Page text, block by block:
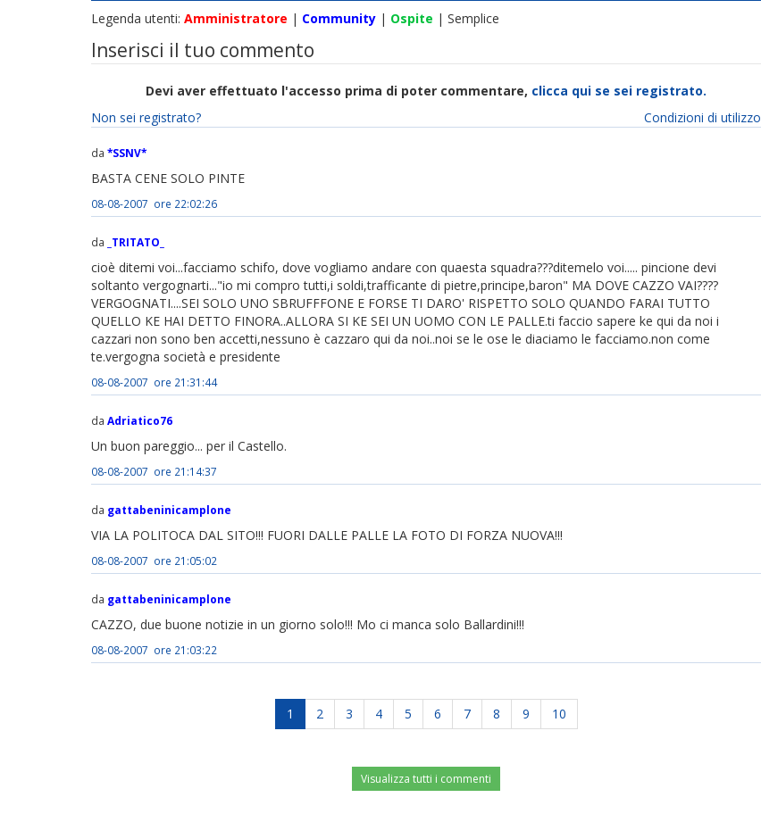
Legenda utenti: Amministratore | Community | Ospite | Semplice
Inserisci il tuo commento
Devi aver effettuato l'accesso prima di poter commentare, clicca qui se sei registrato.
Condizioni di utilizzo
Non sei registrato?
da *SSNV*
BASTA CENE SOLO PINTE
08-08-2007 ore 22:02:26
da _TRITATO_
cioè ditemi voi...facciamo schifo, dove vogliamo andare con quaesta squadra???ditemelo voi..... pincione devi
soltanto vergognarti..."io mi compro tutti,i soldi,trafficante di pietre,principe,baron" MA DOVE CAZZO VAI????
VERGOGNATI....SEI SOLO UNO SBRUFFFONE E FORSE TI DARO' RISPETTO SOLO QUANDO FARAI TUTTO
QUELLO KE HAI DETTO FINORA..ALLORA SI KE SEI UN UOMO CON LE PALLE.ti faccio sapere ke qui da noi i
cazzari non sono ben accetti,nessuno è cazzaro qui da noi..noi se le ose le diaciamo le facciamo.non come
te.vergogna società e presidente
08-08-2007 ore 21:31:44
da Adriatico76
Un buon pareggio... per il Castello.
08-08-2007 ore 21:14:37
da gattabeninicamplone
VIA LA POLITOCA DAL SITO!!! FUORI DALLE PALLE LA FOTO DI FORZA NUOVA!!!
08-08-2007 ore 21:05:02
da gattabeninicamplone
CAZZO, due buone notizie in un giorno solo!!! Mo ci manca solo Ballardini!!!
08-08-2007 ore 21:03:22
1 2 3 4 5 6 7 8 9 10
Visualizza tutti i commenti